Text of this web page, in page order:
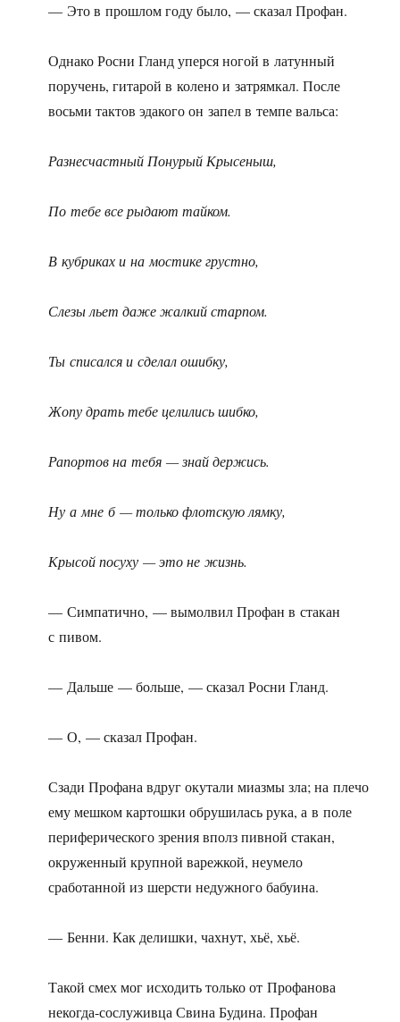
— Это в прошлом году было, — сказал Профан.
Однако Росни Гланд уперся ногой в латунный
поручень, гитарой в колено и затрямкал. После
восьми тактов эдакого он запел в темпе вальса:
Разнесчастный Понурый Крысеныш,
По тебе все рыдают тайком.
В кубриках и на мостике грустно,
Слезы льет даже жалкий старпом.
Ты списался и сделал ошибку,
Жопу драть тебе целились шибко,
Рапортов на тебя — знай держись.
Ну а мне б — только флотскую лямку,
Крысой посуху — это не жизнь.
— Симпатично, — вымолвил Профан в стакан
с пивом.
— Дальше — больше, — сказал Росни Гланд.
— О, — сказал Профан.
Сзади Профана вдруг окутали миазмы зла; на плечо
ему мешком картошки обрушилась рука, а в поле
периферического зрения вполз пивной стакан,
окруженный крупной варежкой, неумело
сработанной из шерсти недужного бабуина.
— Бенни. Как делишки, чахнут, хьё, хьё.
Такой смех мог исходить только от Профанова
некогда-сослуживца Свина Будина. Профан